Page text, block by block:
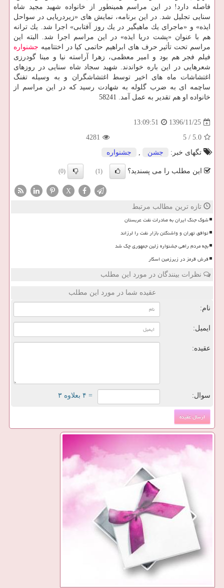
فاصله دارد! در این مراسم همینطور از خانواده شهید مجید شاه
سنایی تجلیل شد. در این برنامه، نمایش های «زیردریایی در سواحل
ایذه» و «ماجرای یك ماهیگیر در یك روز آفتابی» اجرا شد. یك ترانه
هم با عنوان «پشت دریا ایذه» در این مراسم اجرا شد. البته این
مراسم تحت تأثیر حرف های ابراهیم حاتمی كیا در اختتامیه جشنواره
فیلم فجر هم بود و امیر معظمی، زهرا آراسته نیا و مینا گودرزی
شعرهایی در این باره خواندند. شهید سجاد شاه سنایی در روزهای
اغتشاشات ماه های اخیر توسط اغتشاشگران و به وسیله تفنگ
ساچمه ای به ضرب گلوله به شهادت رسید كه در این مراسم از
خانواده او هم تقدیر به عمل آمد. 58241
1396/11/25
13:09:51
5.0
/
5
4281
تگهای خبر:
جشن , جشنواره
این مطلب را می پسندید؟ (1)
(0)
X
تازه ترین مطالب مرتبط
شوک جنگ ایران به صادرات نفت عربستان
توافق تهران و واشنگتن بازار نفت را لرزاند
بچه مردم راهی جشنواره زلین جمهوری چک شد
فرش قرمز در زیرزمین اسکار
نظرات بینندگان در مورد این مطلب
عقیده شما در مورد این مطلب
نام:
ایمیل:
عقیده:
سوال: = ۴ بعلاوه ۳